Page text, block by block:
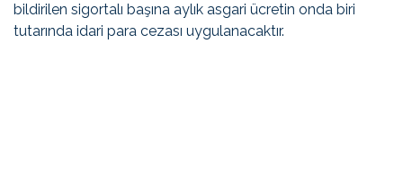
bildirilen sigortalı başına aylık asgari ücretin onda biri
tutarında idari para cezası uygulanacaktır.